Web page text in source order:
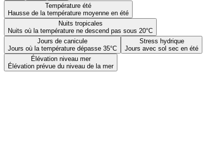
Température été
Hausse de la température moyenne en été
Nuits tropicales
Nuits où la température ne descend pas sous 20°C
Jours de canicule
Jours où la température dépasse 35°C
Stress hydrique
Jours avec sol sec en été
Élévation niveau mer
Élévation prévue du niveau de la mer